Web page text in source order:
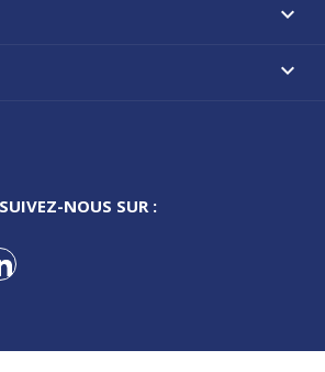


SUIVEZ-NOUS SUR :
LinkedIn